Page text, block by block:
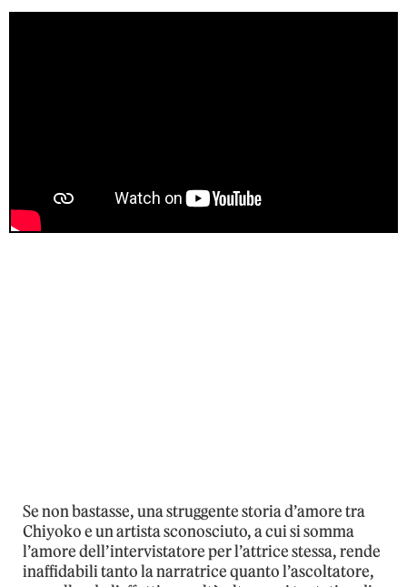
Se non bastasse, una struggente storia d’amore tra
Chiyoko e un artista sconosciuto, a cui si somma
l’amore dell’intervistatore per l’attrice stessa, rende
inaffidabili tanto la narratrice quanto l’ascoltatore,